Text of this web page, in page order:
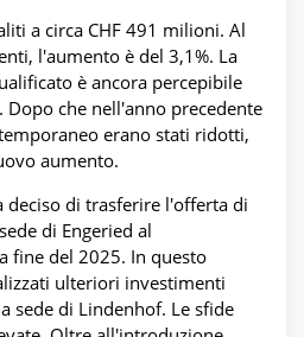
a circa CHF 491 milioni. Al
l'aumento è del 3,1%. La
è ancora percepibile
che nell'anno precedente
erano stati ridotti,
aumento.
deciso di trasferire l'offerta di
di Engeried al
fine del 2025. In questo
ulteriori investimenti
sede di Lindenhof. Le sfide